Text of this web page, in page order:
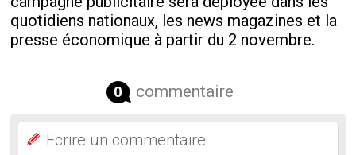
quotidiens nationaux, les news magazines et la
presse économique à partir du 2 novembre.
0 commentaire
Ecrire un commentaire